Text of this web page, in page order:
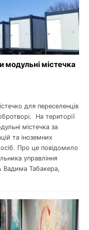
модульні містечка
для переселенців
На території
містечка за
та іноземних
Про це повідомило
управління
Вадима Табакера,